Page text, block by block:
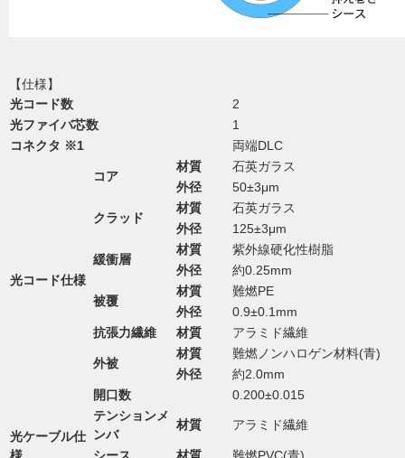
【仕様】
光コード数
2
光ファイバ芯数
1
コネクタ ※1
両端DLC
光コード仕様
コア
材質
石英ガラス
外径
50±3μm
クラッド
材質
石英ガラス
外径
125±3μm
緩衝層
材質
紫外線硬化性樹脂
外径
約0.25mm
被覆
材質
難燃PE
外径
0.9±0.1mm
抗張力繊維
材質 アラミド繊維
外被
材質
難燃ノンハロゲン材料(青)
外径
約2.0mm
開口数
0.200±0.015
光ケーブル仕
テンションメ
ンバ
材質 アラミド繊維